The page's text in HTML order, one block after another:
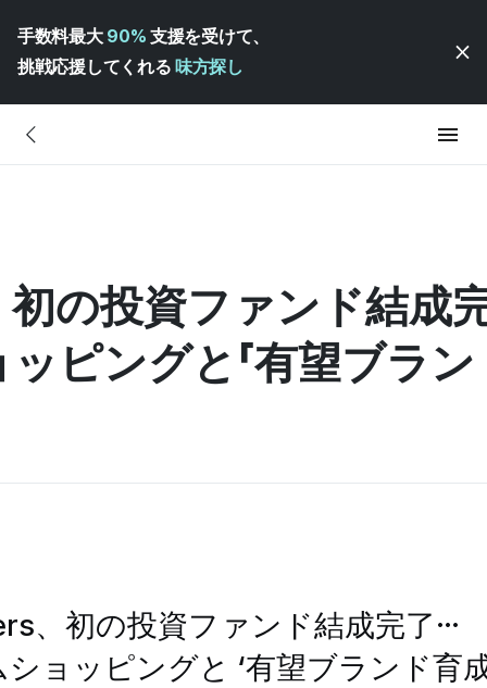
手数料最大 90% 支援を受けて、
挑戦応援してくれる 味方探し
の投資ファンド結成
ピングと「有望ブラン
、初の投資ファンド結成完了…
ョッピングと ‘有望ブランド育